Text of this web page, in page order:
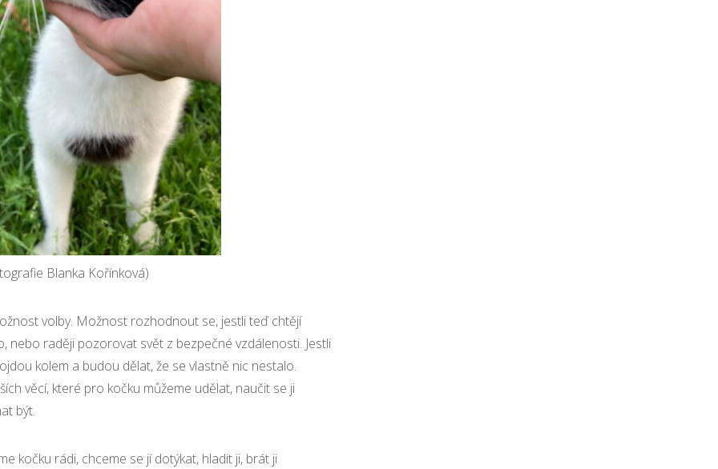
Blanka Kořínková)
volby. Možnost rozhodnout se, jestli teď chtějí
nebo raději pozorovat svět z bezpečné vzdálenosti. Jestli
kolem a budou dělat, že se vlastně nic nestalo.
věcí, které pro kočku můžeme udělat, naučit se ji
být.
kočku rádi, chceme se jí dotýkat, hladit ji, brát ji